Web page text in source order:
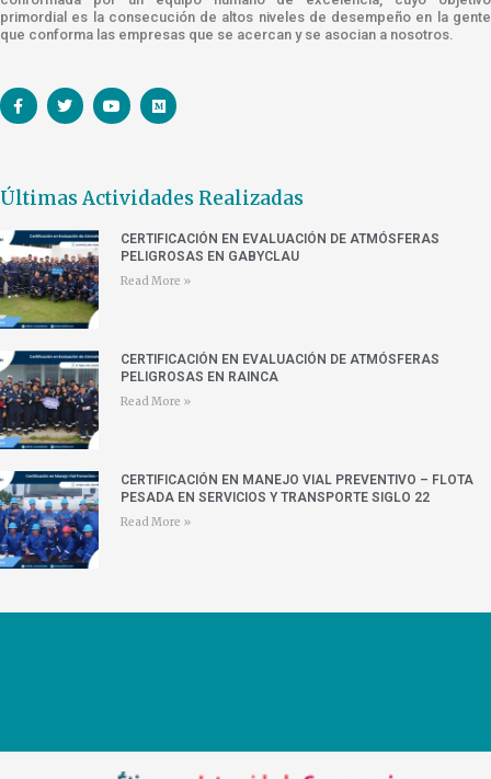
primordial es la consecución de altos niveles de desempeño en la gente
que conforma las empresas que se acercan y se asocian a nosotros.
Últimas Actividades Realizadas
CERTIFICACIÓN EN EVALUACIÓN DE ATMÓSFERAS
PELIGROSAS EN GABYCLAU
Read More »
CERTIFICACIÓN EN EVALUACIÓN DE ATMÓSFERAS
PELIGROSAS EN RAINCA
Read More »
CERTIFICACIÓN EN MANEJO VIAL PREVENTIVO – FLOTA
PESADA EN SERVICIOS Y TRANSPORTE SIGLO 22
Read More »